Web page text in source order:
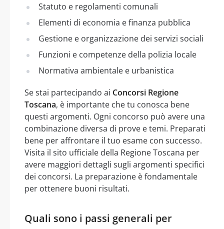
Statuto e regolamenti comunali
Elementi di economia e finanza pubblica
Gestione e organizzazione dei servizi sociali
Funzioni e competenze della polizia locale
Normativa ambientale e urbanistica
Se stai partecipando ai Concorsi Regione
Toscana, è importante che tu conosca bene
questi argomenti. Ogni concorso può avere una
combinazione diversa di prove e temi. Preparati
bene per affrontare il tuo esame con successo.
Visita il sito ufficiale della Regione Toscana per
avere maggiori dettagli sugli argomenti specifici
dei concorsi. La preparazione è fondamentale
per ottenere buoni risultati.
Quali sono i passi generali per